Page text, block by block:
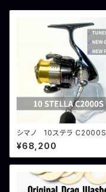
シマノ 10ステラ C2000S
¥68,200